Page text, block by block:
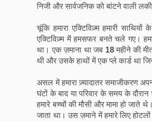
निजी और सार्वजनिक को बांटने वाली
चूंकि हमारा एक्टिविज़्म हमारी
एक्टिविज़्म में हमसफर बनते चले गए।
था। एक ज़माना था जब 18महीने की
थी और उसके हाथों में एक प्ले कार्ड था
असल में हमारा ज़्यादातर समाजीकरण
घंटों के बाद या परिवार के समय के
हमारे बच्चों की मौसी और मामा हो जाते
जाता था। उस ज़माने में हमारे लिए